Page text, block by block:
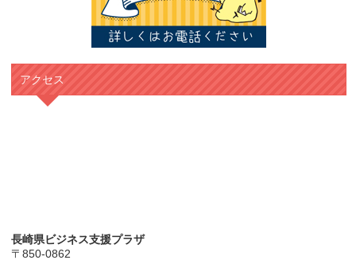
アクセス
長崎県ビジネス支援プラザ
〒850-0862